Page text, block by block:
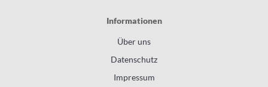
Informationen
Über uns
Datenschutz
Impressum